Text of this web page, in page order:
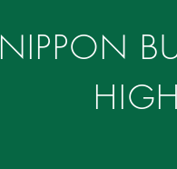
NIPPON